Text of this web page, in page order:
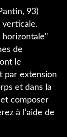
93)
verticale.
de
le
par extension
et dans la
composer
à l’aide de